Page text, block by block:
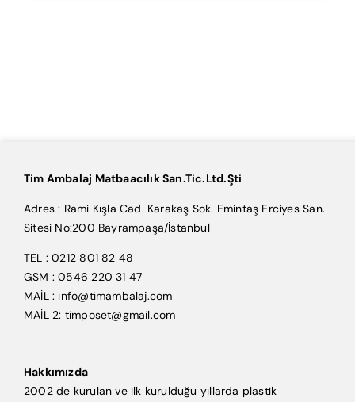
Tim Ambalaj Matbaacılık San.Tic.Ltd.Şti
Adres : Rami Kışla Cad. Karakaş Sok. Emintaş Erciyes San.
Sitesi No:200 Bayrampaşa/İstanbul
TEL : 0212 801 82 48
GSM : 0546 220 31 47
MAİL : info@timambalaj.com
MAİL 2: timposet@gmail.com
Hakkımızda
2002 de kurulan ve ilk kurulduğu yıllarda plastik